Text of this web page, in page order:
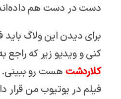
دست در دست هم
برای دیدن این ولاگ
کنی و ویدیو زیر که راجع
کلاردشت هست رو ببینی.
فیلم در یوتیوب من قرار